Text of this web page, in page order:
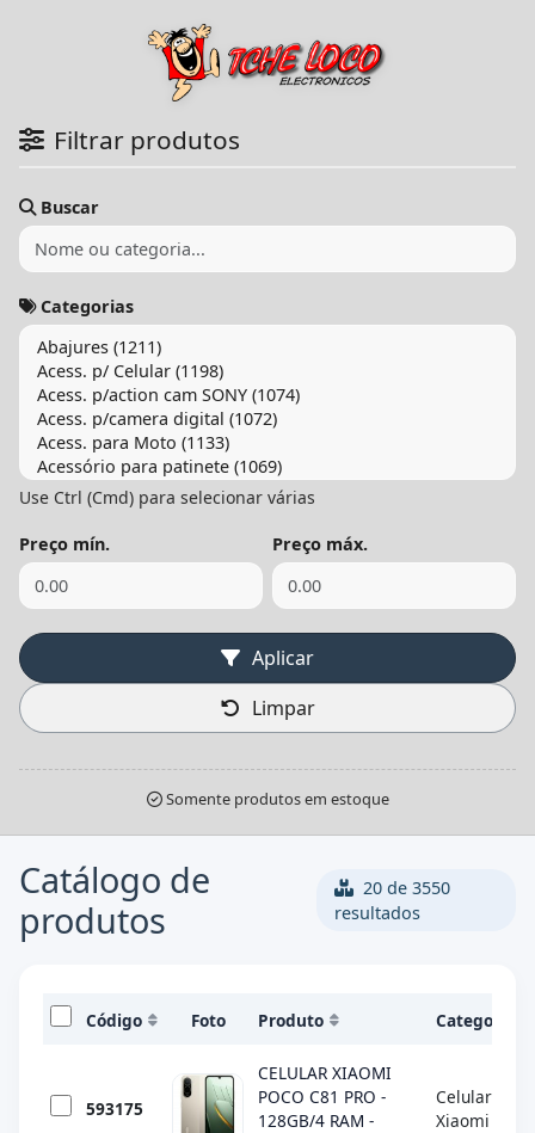
Filtrar produtos
Buscar
Categorias
Use Ctrl (Cmd) para selecionar várias
Preço mín. Preço máx.
Aplicar
Limpar
Somente produtos em estoque
Catálogo de
produtos
20 de 3550
resultados
Código Foto Produto Categoría
593175
CELULAR XIAOMI
POCO C81 PRO -
128GB/4 RAM -
Celulares
Xiaomi